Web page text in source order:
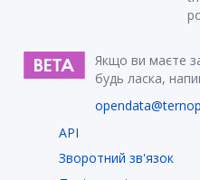
Якщо ви маєте
будь ласка,
API
Зворотний зв'язок